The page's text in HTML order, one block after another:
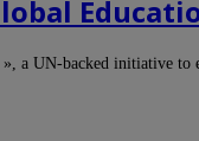
a UN-backed initiative to